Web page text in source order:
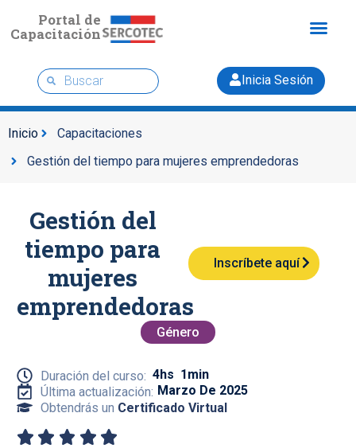
Portal de
Capacitación
Inicia Sesión
Inicio
Capacitaciones
Gestión del tiempo para mujeres emprendedoras
Gestión del
tiempo para
mujeres
emprendedoras
Inscríbete aquí
Género
Duración del curso: 4hs 1min
Última actualización: Marzo De 2025
Obtendrás un Certificado Virtual